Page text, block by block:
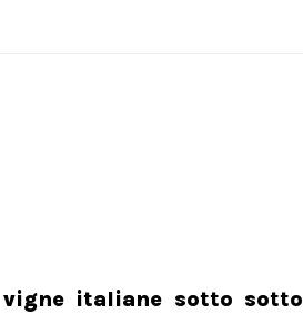
vigne italiane sotto sotto